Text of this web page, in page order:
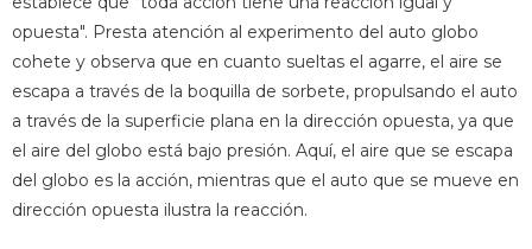
opuesta". Presta atención al experimento del auto globo
cohete y observa que en cuanto sueltas el agarre, el aire se
escapa a través de la boquilla de sorbete, propulsando el auto
a través de la superficie plana en la dirección opuesta, ya que
el aire del globo está bajo presión. Aquí, el aire que se escapa
del globo es la acción, mientras que el auto que se mueve en
dirección opuesta ilustra la reacción.